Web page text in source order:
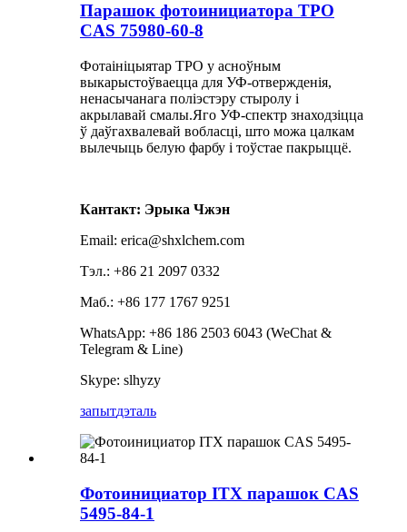
Парашок фотоинициатора TPO
CAS 75980-60-8
Фотаініцыятар TPO у асноўным
выкарыстоўваецца для УФ-отвержденія,
ненасычанага поліэстэру стыролу і
акрылавай смалы.Яго УФ-спектр знаходзіцца
ў даўгахвалевай вобласці, што можа цалкам
вылечыць белую фарбу і тоўстае пакрыццё.
Кантакт: Эрыка Чжэн
Email: erica@shxlchem.com
Тэл.: +86 21 2097 0332
Маб.: +86 177 1767 9251
WhatsApp: +86 186 2503 6043 (WeChat &
Telegram & Line)
Skype: slhyzy
запытдэталь
Фотоинициатор ITX парашок CAS
5495-84-1